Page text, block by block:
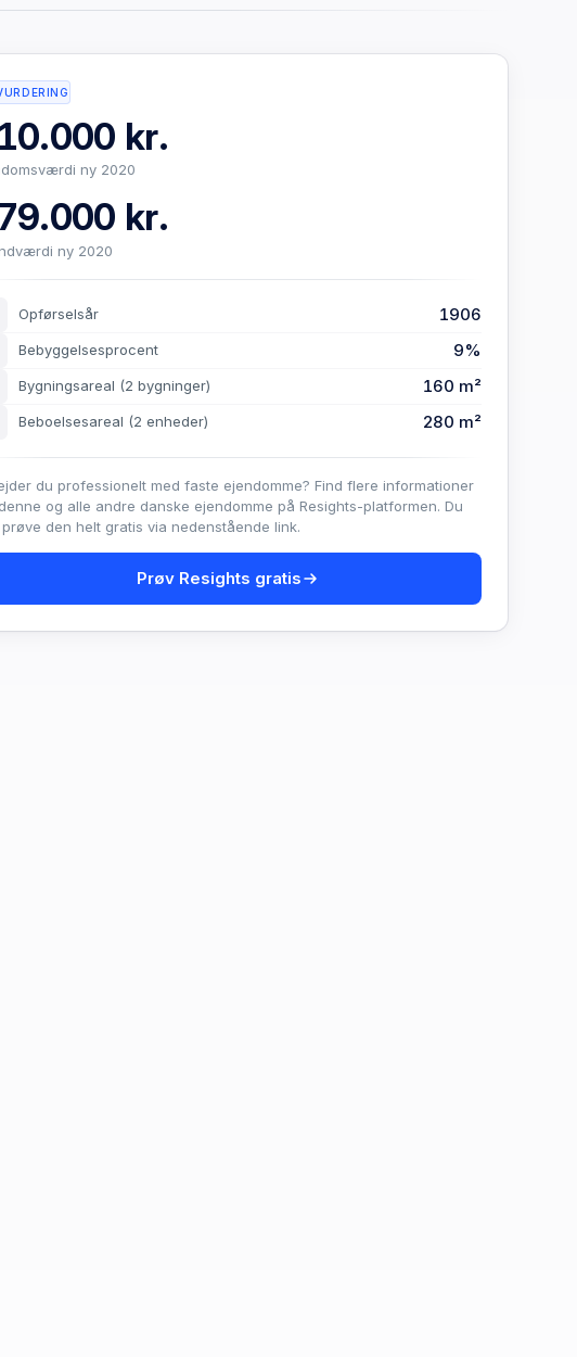
kr.
ny 2020
kr.
ny 2020
Opførselsår 1906
Bebyggelsesprocent 9%
Bygningsareal (2 bygninger) 160 m²
Beboelsesareal (2 enheder) 280 m²
du professionelt med faste ejendomme? Find flere informationer
og alle andre danske ejendomme på Resights-platformen. Du
den helt gratis via nedenstående link.
Prøv Resights gratis